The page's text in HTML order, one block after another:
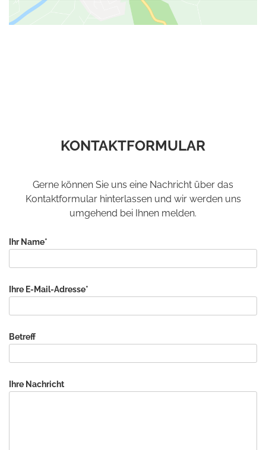
KONTAKTFORMULAR
Gerne können Sie uns eine Nachricht über das
Kontaktformular hinterlassen und wir werden uns
umgehend bei Ihnen melden.
Ihr Name*
Ihre E-Mail-Adresse*
Betreff
Ihre Nachricht